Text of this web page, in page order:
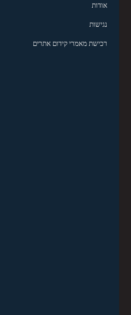
אודות
נגישות
רכישת מאמרי קידום אתרים